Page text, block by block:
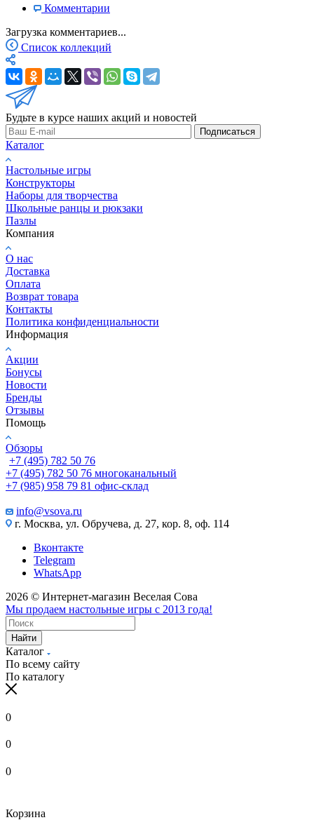
Комментарии
Загрузка комментариев...
Список коллекций
Будьте в курсе наших акций и новостей
Подписаться
Каталог
Настольные игры
Конструкторы
Наборы для творчества
Школьные ранцы и рюкзаки
Пазлы
Компания
О нас
Доставка
Оплата
Возврат товара
Контакты
Политика конфиденциальности
Информация
Акции
Бонусы
Новости
Бренды
Отзывы
Помощь
Обзоры
+7 (495) 782 50 76
+7 (495) 782 50 76 многоканальный
+7 (985) 958 79 81 офис-склад
info@vsova.ru
г. Москва, ул. Обручева, д. 27, кор. 8, оф. 114
Вконтакте
Telegram
WhatsApp
2026 © Интернет-магазин Веселая Сова
Мы продаем настольные игры с 2013 года!
Найти
Каталог
По всему сайту
По каталогу
0
0
0
Корзина